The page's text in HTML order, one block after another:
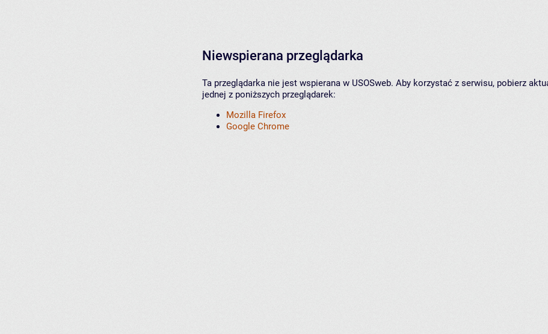
Niewspierana przeglądarka
Ta przeglądarka nie jest wspierana w USOSweb. Aby korzystać z serwisu, pobierz
jednej z poniższych przeglądarek:
Mozilla Firefox
Google Chrome